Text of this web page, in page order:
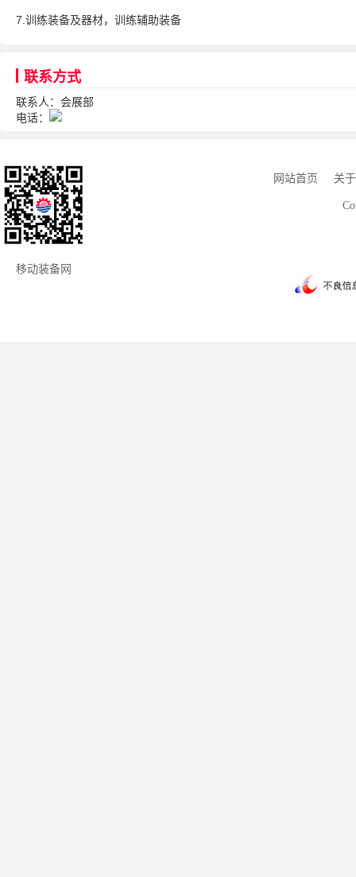
7.训练装备及器材，训练辅助装备
联系方式
联系人：会展部
电话：
网站首页 关
移动装备网